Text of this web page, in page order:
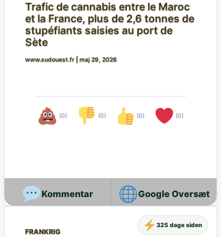
Trafic de cannabis entre le Maroc
et la France, plus de 2,6 tonnes de
stupéfiants saisies au port de
Sète
www.sudouest.fr maj 29, 2026
(0) (0) (0) (0)
Google Oversæt
FRANKRIG
325 dage siden